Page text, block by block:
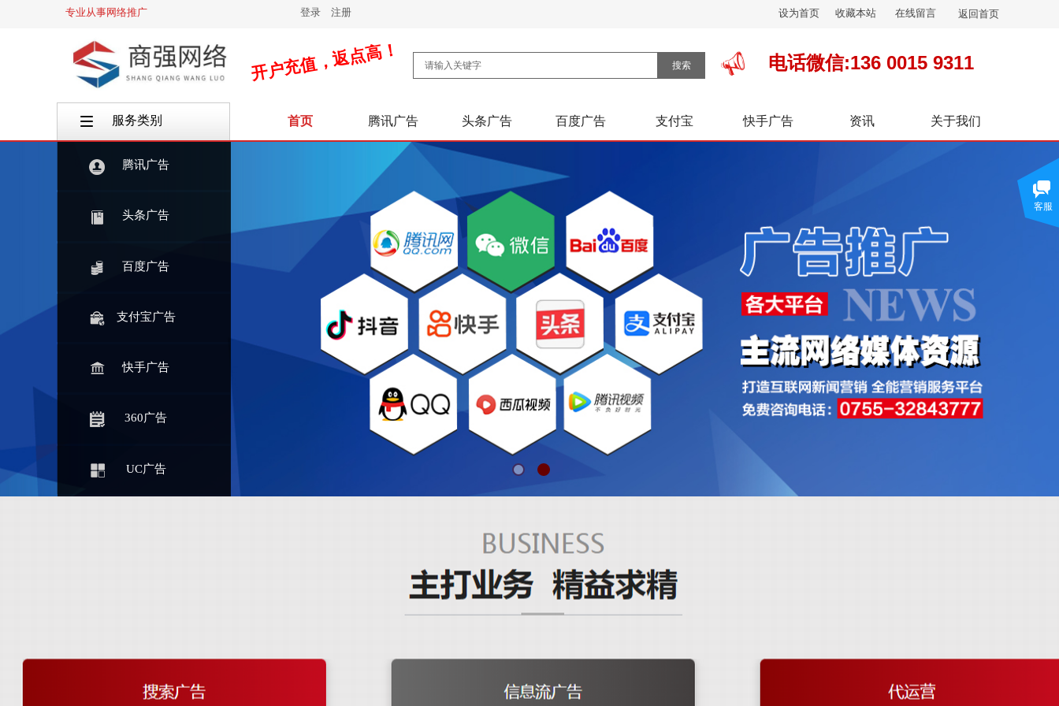
登录 注册 返回首页
在线留言
设为首页 收藏本站
专业从事网络推广
开户充值，返点高！ 搜索 电话微信:136 0015 9311
首页 腾讯广告 头条广告 百度广告 支付宝 快手广告 资讯 关于我们
按钮文本
服务类别
腾讯广告
头条广告
百度广告
支付宝广告
快手广告
360广告
UC广告
客服